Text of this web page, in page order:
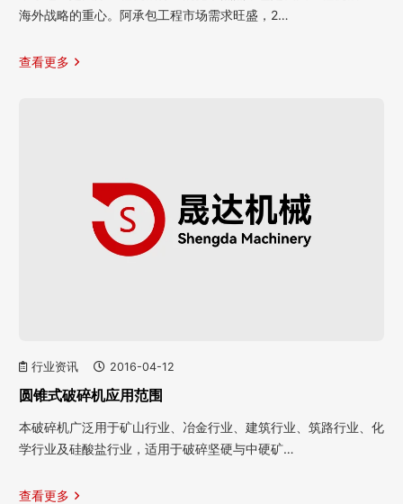
海外战略的重心。阿承包工程市场需求旺盛，2…
查看更多
行业资讯 2016-04-12
圆锥式破碎机应用范围
本破碎机广泛用于矿山行业、冶金行业、建筑行业、筑路行业、化
学行业及硅酸盐行业，适用于破碎坚硬与中硬矿…
查看更多